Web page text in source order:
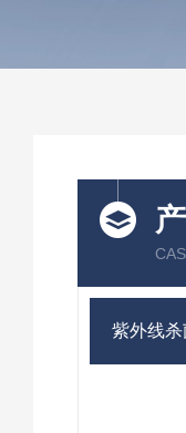
紫外线